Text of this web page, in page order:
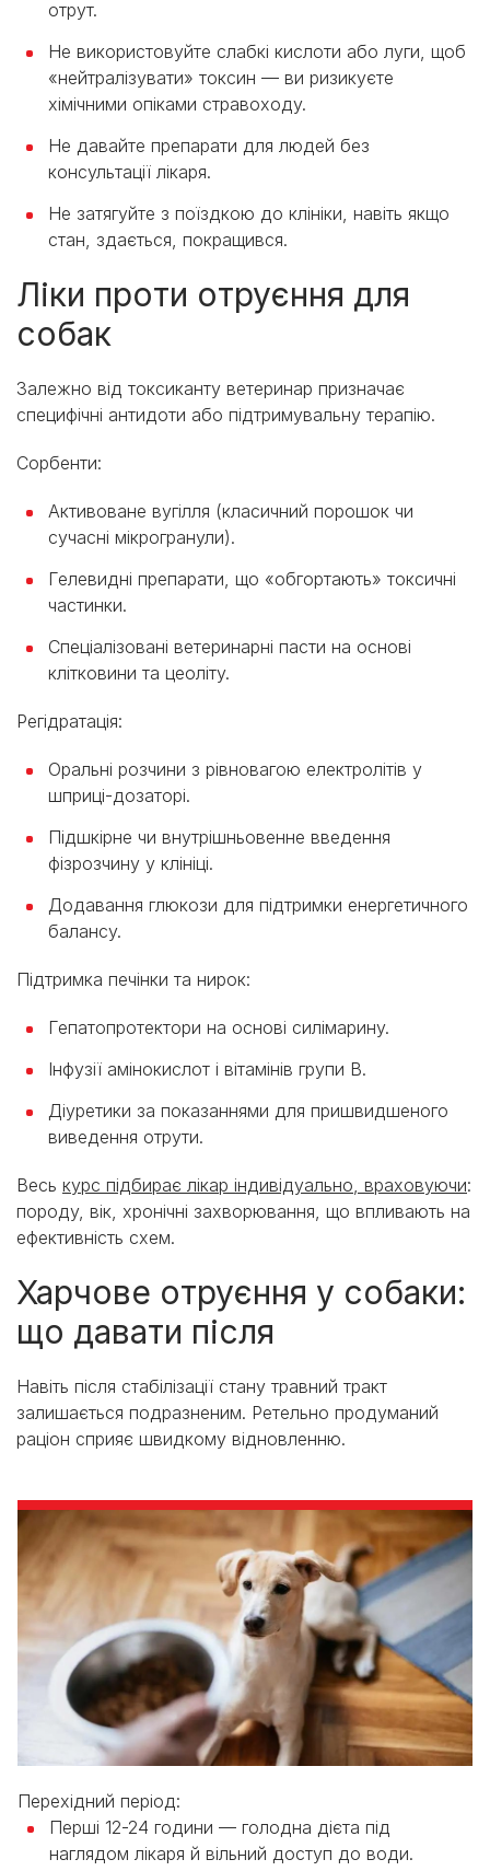
отрут.
Не використовуйте слабкі кислоти або луги, щоб
«нейтралізувати» токсин — ви ризикуєте
хімічними опіками стравоходу.
Не давайте препарати для людей без
консультації лікаря.
Не затягуйте з поїздкою до клініки, навіть якщо
стан, здається, покращився.
Ліки проти отруєння для
собак
Залежно від токсиканту ветеринар призначає
специфічні антидоти або підтримувальну терапію.
Сорбенти:
Активоване вугілля (класичний порошок чи
сучасні мікрогранули).
Гелевидні препарати, що «обгортають» токсичні
частинки.
Спеціалізовані ветеринарні пасти на основі
клітковини та цеоліту.
Регідратація:
Оральні розчини з рівновагою електролітів у
шприці-дозаторі.
Підшкірне чи внутрішньовенне введення
фізрозчину у клініці.
Додавання глюкози для підтримки енергетичного
балансу.
Підтримка печінки та нирок:
Гепатопротектори на основі силімарину.
Інфузії амінокислот і вітамінів групи B.
Діуретики за показаннями для пришвидшеного
виведення отрути.
Весь курс підбирає лікар індивідуально, враховуючи:
породу, вік, хронічні захворювання, що впливають на
ефективність схем.
Харчове отруєння у собаки:
що давати після
Навіть після стабілізації стану травний тракт
залишається подразненим. Ретельно продуманий
раціон сприяє швидкому відновленню.
Перехідний період:
Перші 12-24 години — голодна дієта під
наглядом лікаря й вільний доступ до води.